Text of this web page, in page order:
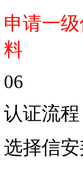
申请一
料
06
认证流程
选择信